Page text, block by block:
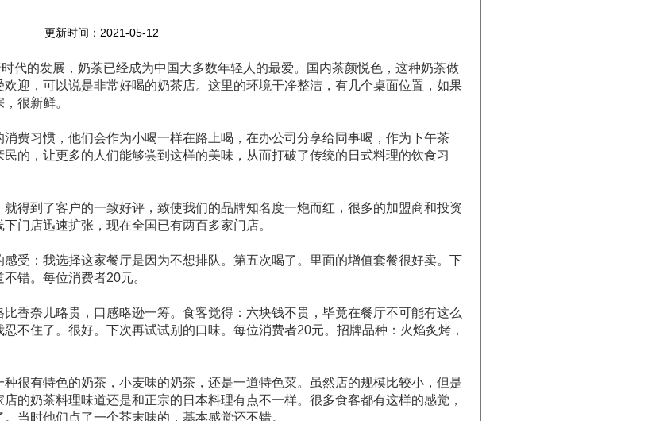
更新时间：2021-05-12
代的发展，奶茶已经成为中国大多数年轻人的最爱。国内茶颜悦色，这种奶茶做
迎，可以说是非常好喝的奶茶店。这里的环境干净整洁，有几个桌面位置，如果
很新鲜。
费习惯，他们会作为小喝一样在路上喝，在办公司分享给同事喝，作为下午茶
的，让更多的人们能够尝到这样的美味，从而打破了传统的日式料理的饮食习
得到了客户的一致好评，致使我们的品牌知名度一炮而红，很多的加盟商和投资
门店迅速扩张，现在全国已有两百多家门店。
受：我选择这家餐厅是因为不想排队。第五次喝了。里面的增值套餐很好卖。下
错。每位消费者20元。
香奈儿略贵，口感略逊一筹。食客觉得：六块钱不贵，毕竟在餐厅不可能有这么
不住了。很好。下次再试试别的口味。每位消费者20元。招牌品种：火焰炙烤，
很有特色的奶茶，小麦味的奶茶，还是一道特色菜。虽然店的规模比较小，但是
的奶茶料理味道还是和正宗的日本料理有点不一样。很多食客都有这样的感觉，
当时他们点了一个芥末味的，基本感觉还不错。